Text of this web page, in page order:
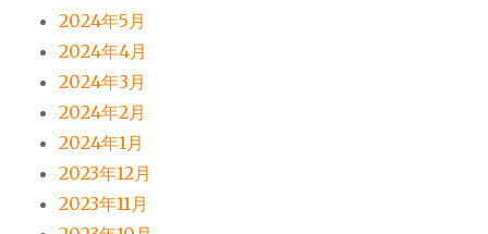
2024年5月
2024年4月
2024年3月
2024年2月
2024年1月
2023年12月
2023年11月